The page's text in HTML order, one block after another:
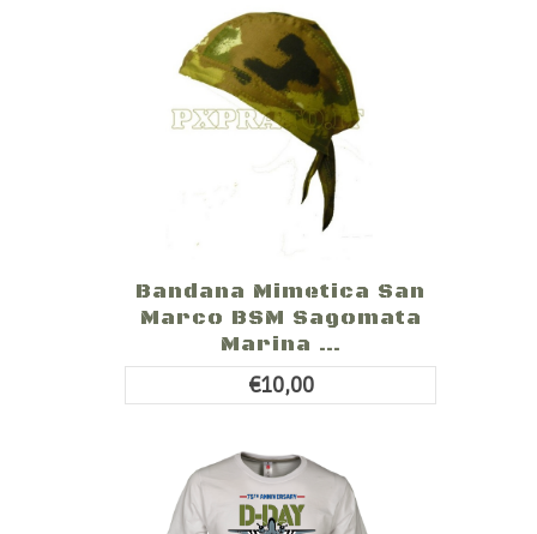
Bandana Mimetica San
Marco BSM Sagomata
Marina ...
€10,00